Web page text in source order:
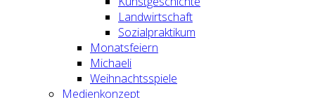
Landwirtschaft
Sozialpraktikum
Monatsfeiern
Michaeli
Weihnachtsspiele
Medienkonzept